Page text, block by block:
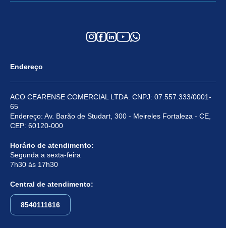
Endereço
ACO CEARENSE COMERCIAL LTDA. CNPJ: 07.557.333/0001-
65
Endereço: Av. Barão de Studart, 300 - Meireles Fortaleza - CE,
CEP: 60120-000
Horário de atendimento:
Segunda a sexta-feira
7h30 às 17h30
Central de atendimento:
8540111616